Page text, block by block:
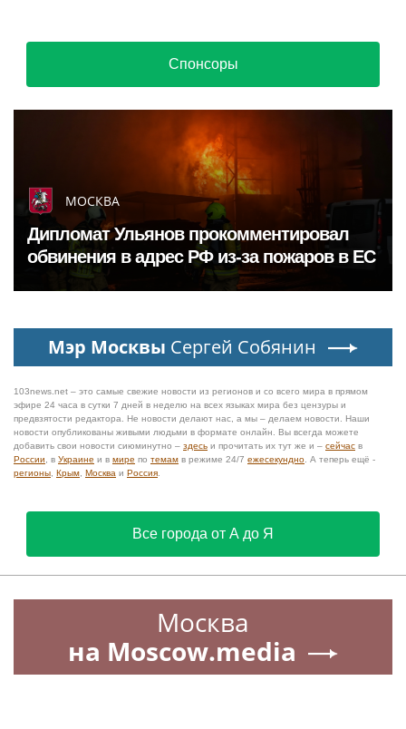
Спонсоры
МОСКВА
Дипломат Ульянов прокомментировал
обвинения в адрес РФ из-за пожаров в ЕС
Мэр Москвы Сергей Собянин
103news.net – это самые свежие новости из регионов и со всего мира в прямом
эфире 24 часа в сутки 7 дней в неделю на всех языках мира без цензуры и
предвзятости редактора. Не новости делают нас, а мы – делаем новости. Наши
новости опубликованы живыми людьми в формате онлайн. Вы всегда можете
добавить свои новости сиюминутно – здесь и прочитать их тут же и – сейчас в
России , в Украине и в мире по темам в режиме 24/7 ежесекундно . А теперь ещё -
регионы Крым Москва и Россия
Все города от А до Я
Москва
на Moscow.media